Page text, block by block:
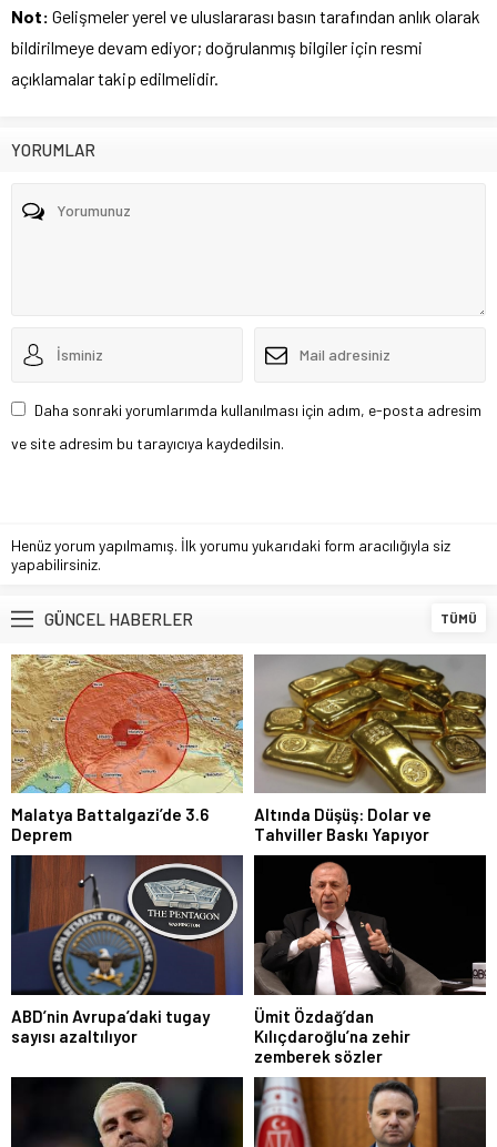
Not: Gelişmeler yerel ve uluslararası basın tarafından anlık olarak
bildirilmeye devam ediyor; doğrulanmış bilgiler için resmi
açıklamalar takip edilmelidir.
YORUMLAR
Daha sonraki yorumlarımda kullanılması için adım, e-posta adresim
ve site adresim bu tarayıcıya kaydedilsin.
Henüz yorum yapılmamış. İlk yorumu yukarıdaki form aracılığıyla siz
yapabilirsiniz.
GÜNCEL HABERLER TÜMÜ
Malatya Battalgazi’de 3.6
Deprem
Altında Düşüş: Dolar ve
Tahviller Baskı Yapıyor
ABD’nin Avrupa’daki tugay
sayısı azaltılıyor
Ümit Özdağ’dan
Kılıçdaroğlu’na zehir
zemberek sözler